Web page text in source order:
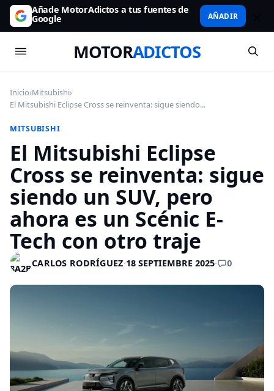
Añade MotorAdictos a tus fuentes de
Google AÑADIR
MOTORADICTOS
Inicio›Mitsubishi›
El Mitsubishi Eclipse Cross se reinventa: sigue siendo...
MITSUBISHI
El Mitsubishi Eclipse
Cross se reinventa: sigue
siendo un SUV, pero
ahora es un Scénic E-
Tech con otro traje
CARLOS RODRÍGUEZ·18 SEPTIEMBRE 2025· 0